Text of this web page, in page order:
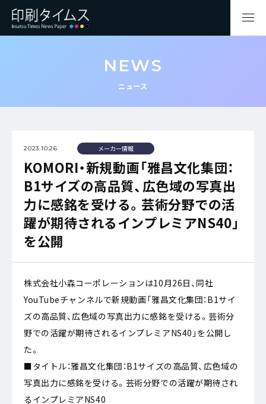
NEWS
ニュース
2023.10.26 メーカー情報
KOMORI・新規動画「雅昌文化集団：
B1サイズの高品質、広色域の写真出
力に感銘を受ける。芸術分野での活
躍が期待されるインプレミアNS40」
を公開
株式会社小森コーポレーションは10月26日、同社
YouTubeチャンネルで新規動画「雅昌文化集団：B1サイ
ズの高品質、広色域の写真出力に感銘を受ける。芸術分
野での活躍が期待されるインプレミアNS40」を公開し
た。
■タイトル：雅昌文化集団：B1サイズの高品質、広色域の
写真出力に感銘を受ける。芸術分野での活躍が期待され
るインプレミアNS40